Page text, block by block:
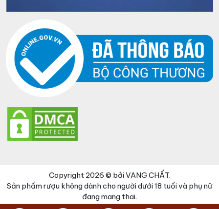
Copyright 2026 © bởi VANG CHẤT.
Sản phẩm rượu không dành cho người dưới 18 tuổi và phụ nữ
đang mang thai.